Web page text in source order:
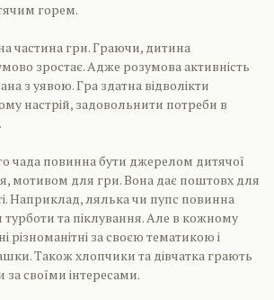
горем.
частина гри. Граючи, дитина
зростає. Адже розумова активність
з уявою. Гра здатна відволікти
настрій, задовольнити потреби в
чада повинна бути джерелом дитячої
мотивом для гри. Вона дає поштовх для
Наприклад, лялька чи пупс повинна
турботи та піклування. Але в кожному
різноманітні за своєю тематикою і
Також хлопчики та дівчатка грають
своїми інтересами.